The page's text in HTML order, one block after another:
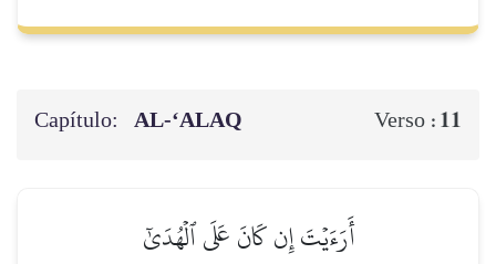
Capítulo: AL‑‘ALAQ Verso : 11
أَرَءَيۡتَ إِن كَانَ عَلَى ٱلۡهُدَىٰٓ